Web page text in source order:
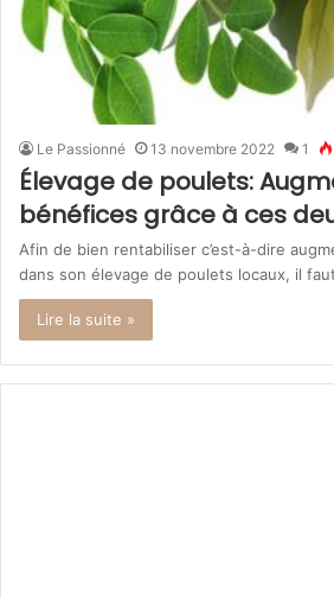
Le Passionné 13 novembre 2022 1
Élevage de poulets:
bénéfices grâce à ces
Afin de bien rentabiliser c’est-à-dire
dans son élevage de poulets locaux, il
Lire la suite »